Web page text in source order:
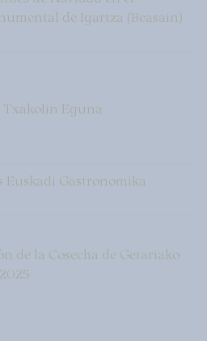
de Igartza (Beasain)
Txakolin Eguna
Euskadi Gastronomika
de la Cosecha de Getariako